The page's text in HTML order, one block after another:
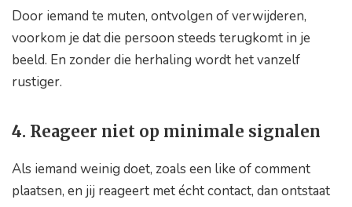
Door iemand te muten, ontvolgen of verwijderen,
voorkom je dat die persoon steeds terugkomt in je
beeld. En zonder die herhaling wordt het vanzelf
rustiger.
4. Reageer niet op minimale signalen
Als iemand weinig doet, zoals een like of comment
plaatsen, en jij reageert met écht contact, dan ontstaat